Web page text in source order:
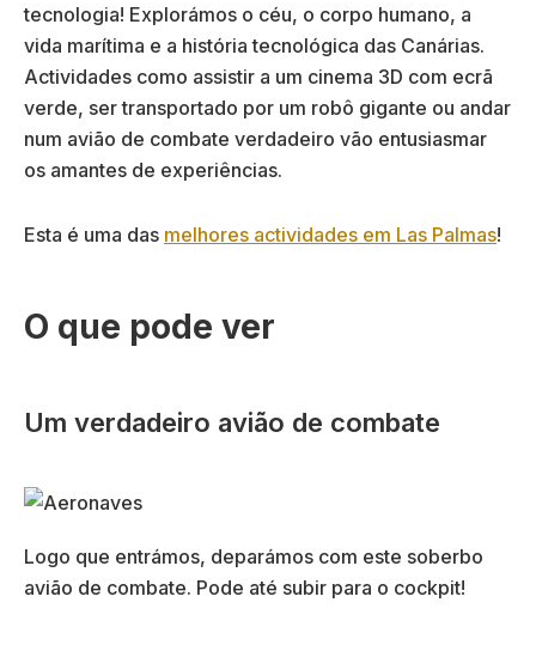
tecnologia! Explorámos o céu, o corpo humano, a
vida marítima e a história tecnológica das Canárias.
Actividades como assistir a um cinema 3D com ecrã
verde, ser transportado por um robô gigante ou andar
num avião de combate verdadeiro vão entusiasmar
os amantes de experiências.
Esta é uma das melhores actividades em Las Palmas!
O que pode ver
Um verdadeiro avião de combate
Logo que entrámos, deparámos com este soberbo
avião de combate. Pode até subir para o cockpit!